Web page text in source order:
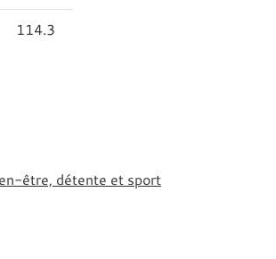
114.3
être, détente et sport